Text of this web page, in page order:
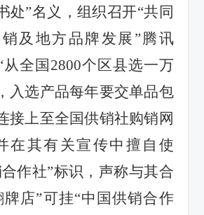
处”名义，组织召开“共同
及地方品牌发展”腾讯
全国2800个区县选一万
入选产品每年要交单品包
接上至全国供销社购销网
在其有关宣传中擅自使
作社”标识，声称与其合
店”可挂“中国供销合作